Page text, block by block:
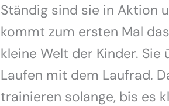
Ständig sind sie in Aktion
kommt zum ersten Mal
kleine Welt der Kinder. Sie
Laufen mit dem Laufrad.
trainieren solange, bis es